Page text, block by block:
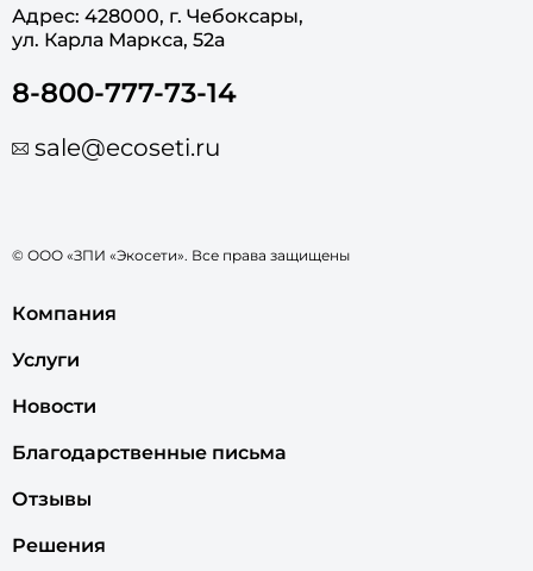
Адрес: 428000, г. Чебоксары,
ул. Карла Маркса, 52а
8-800-777-73-14
sale@ecoseti.ru
© ООО «ЗПИ «Экосети». Все права защищены
Компания
Услуги
Новости
Благодарственные письма
Отзывы
Решения